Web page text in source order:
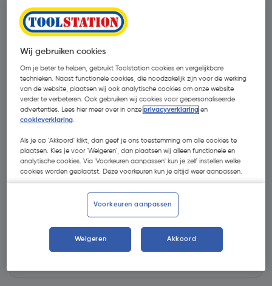
€ 154,22| Excl. btw € 127,45
Bebatbijdrage inbegrepen
Kies productvariant(2)
Wij gebruiken cookies
Om je beter te helpen, gebruikt Toolstation cookies en vergelijkbare
technieken. Naast functionele cookies, die noodzakelijk zijn voor de werking
van de website, plaatsen wij ook analytische cookies om onze website
verder te verbeteren. Ook gebruiken wij cookies voor gepersonaliseerde
advertenties. Lees hier meer over in onzeprivacyverklaring en
cookieverklaring.
Als je op 'Akkoord' klikt, dan geef je ons toestemming om alle cookies te
plaatsen. Kies je voor 'Weigeren', dan plaatsen wij alleen functionele en
analytische cookies. Via 'Voorkeuren aanpassen' kun je zelf instellen welke
cookies worden geplaatst. Deze voorkeuren kun je altijd weer aanpassen.
Voorkeuren aanpassen
Weigeren Akkoord